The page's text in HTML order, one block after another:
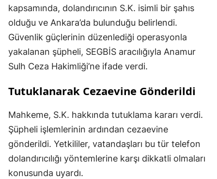
kapsamında, dolandırıcının S.K. isimli bir şahıs
olduğu ve Ankara’da bulunduğu belirlendi.
Güvenlik güçlerinin düzenlediği operasyonla
yakalanan şüpheli, SEGBİS aracılığıyla Anamur
Sulh Ceza Hakimliği’ne ifade verdi.
Tutuklanarak Cezaevine Gönderildi
Mahkeme, S.K. hakkında tutuklama kararı verdi.
Şüpheli işlemlerinin ardından cezaevine
gönderildi. Yetkililer, vatandaşları bu tür telefon
dolandırıcılığı yöntemlerine karşı dikkatli olmaları
konusunda uyardı.